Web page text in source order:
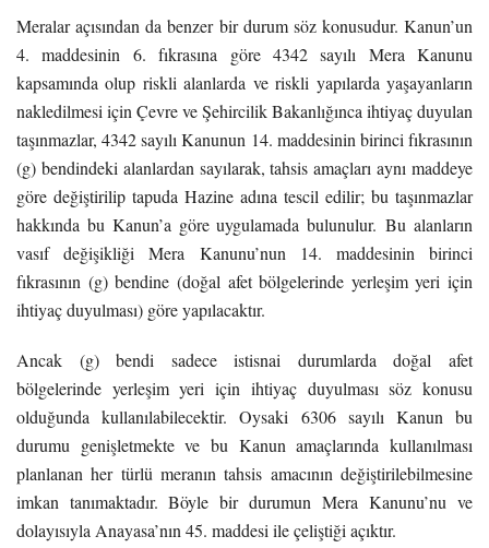
Meralar açısından da benzer bir durum söz konusudur. Kanun’un
4. maddesinin 6. fıkrasına göre 4342 sayılı Mera Kanunu
kapsamında olup riskli alanlarda ve riskli yapılarda yaşayanların
nakledilmesi için Çevre ve Şehircilik Bakanlığınca ihtiyaç duyulan
taşınmazlar, 4342 sayılı Kanunun 14. maddesinin birinci fıkrasının
(g) bendindeki alanlardan sayılarak, tahsis amaçları aynı maddeye
göre değiştirilip tapuda Hazine adına tescil edilir; bu taşınmazlar
hakkında bu Kanun’a göre uygulamada bulunulur. Bu alanların
vasıf değişikliği Mera Kanunu’nun 14. maddesinin birinci
fıkrasının (g) bendine (doğal afet bölgelerinde yerleşim yeri için
ihtiyaç duyulması) göre yapılacaktır.
Ancak (g) bendi sadece istisnai durumlarda doğal afet
bölgelerinde yerleşim yeri için ihtiyaç duyulması söz konusu
olduğunda kullanılabilecektir. Oysaki 6306 sayılı Kanun bu
durumu genişletmekte ve bu Kanun amaçlarında kullanılması
planlanan her türlü meranın tahsis amacının değiştirilebilmesine
imkan tanımaktadır. Böyle bir durumun Mera Kanunu’nu ve
dolayısıyla Anayasa’nın 45. maddesi ile çeliştiği açıktır.